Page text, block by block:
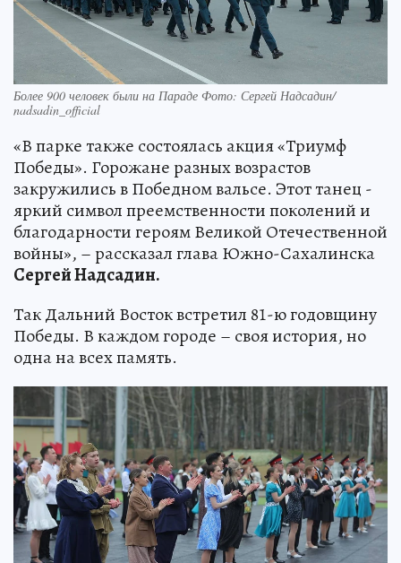
Более 900 человек были на Параде Фото: Сергей Надсадин/
nadsadin_official
«В парке также состоялась акция «Триумф
Победы». Горожане разных возрастов
закружились в Победном вальсе. Этот танец -
яркий символ преемственности поколений и
благодарности героям Великой Отечественной
войны», – рассказал глава Южно-Сахалинска
Сергей Надсадин.
Так Дальний Восток встретил 81-ю годовщину
Победы. В каждом городе – своя история, но
одна на всех память.